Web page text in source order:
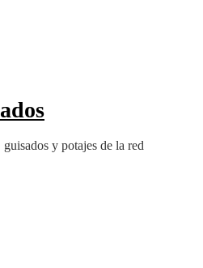
y potajes de la red